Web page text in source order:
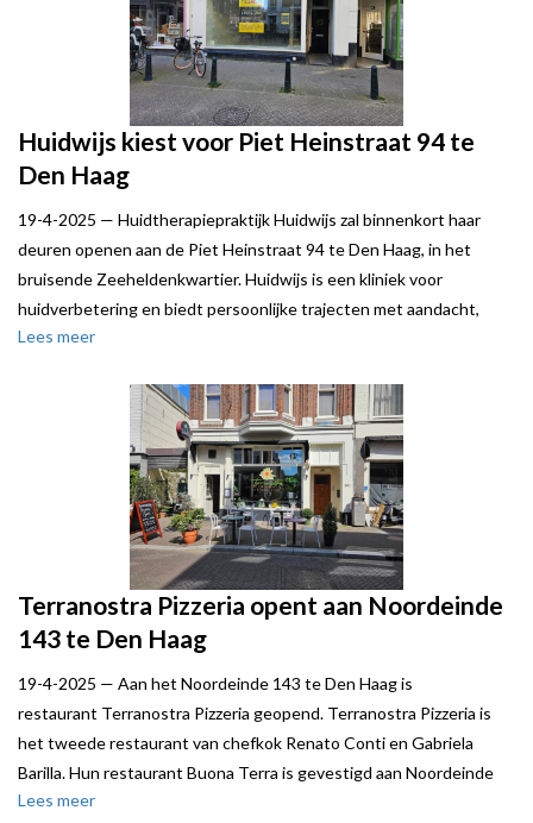
Huidwijs kiest voor Piet Heinstraat 94 te
Den Haag
19-4-2025 — Huidtherapiepraktijk Huidwijs zal binnenkort haar
deuren openen aan de Piet Heinstraat 94 te Den Haag, in het
bruisende Zeeheldenkwartier. Huidwijs is een kliniek voor
huidverbetering en biedt persoonlijke trajecten met aandacht,
vertrouwen en resultaat.
Local Joe stond verhuurder bij.
Lees meer
Terranostra Pizzeria opent aan Noordeinde
143 te Den Haag
19-4-2025 — Aan het Noordeinde 143 te Den Haag is
restaurant Terranostra Pizzeria geopend. Terranostra Pizzeria is
het tweede restaurant van chefkok Renato Conti en Gabriela
Barilla. Hun restaurant Buona Terra is gevestigd aan Noordeinde
111 en is een fusie van chef-kok Renato Conti en kunstenaar
Lees meer